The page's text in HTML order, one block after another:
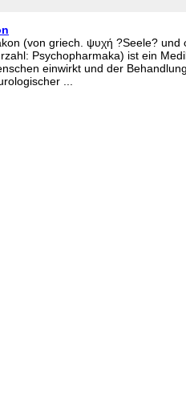
(von griech. ψυχή ?Seele? und
Psychopharmaka) ist ein
einwirkt und der
...